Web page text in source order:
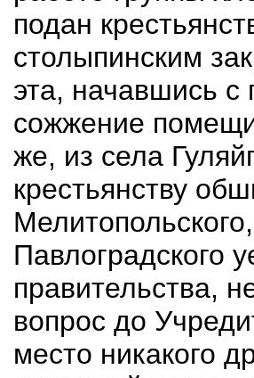
подан
столыпинским
эта, начавшись с
сожжение
же, из села
крестьянству
Павлоградского
правительства,
вопрос до
место никакого